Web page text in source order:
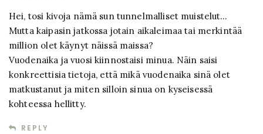
Hei, tosi kivoja nämä sun tunnelmalliset muistelut…
Mutta kaipasin jatkossa jotain aikaleimaa tai merkintää
million olet käynyt näissä maissa?
Vuodenaika ja vuosi kiinnostaisi minua. Näin saisi
konkreettisia tietoja, että mikä vuodenaika sinä olet
matkustanut ja miten silloin sinua on kyseisessä
kohteessa hellitty.
REPLY